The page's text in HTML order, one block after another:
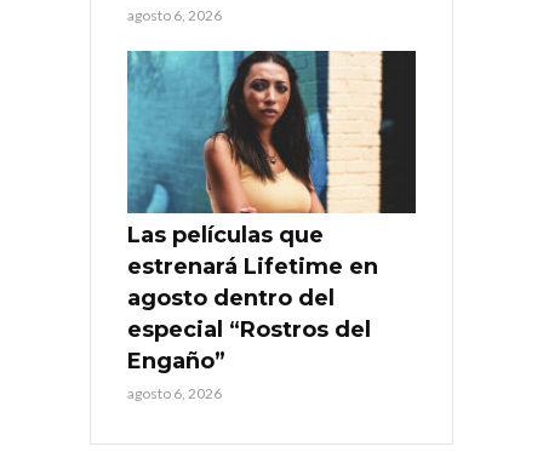
agosto 6, 2026
Las películas que
estrenará Lifetime en
agosto dentro del
especial “Rostros del
Engaño”
agosto 6, 2026